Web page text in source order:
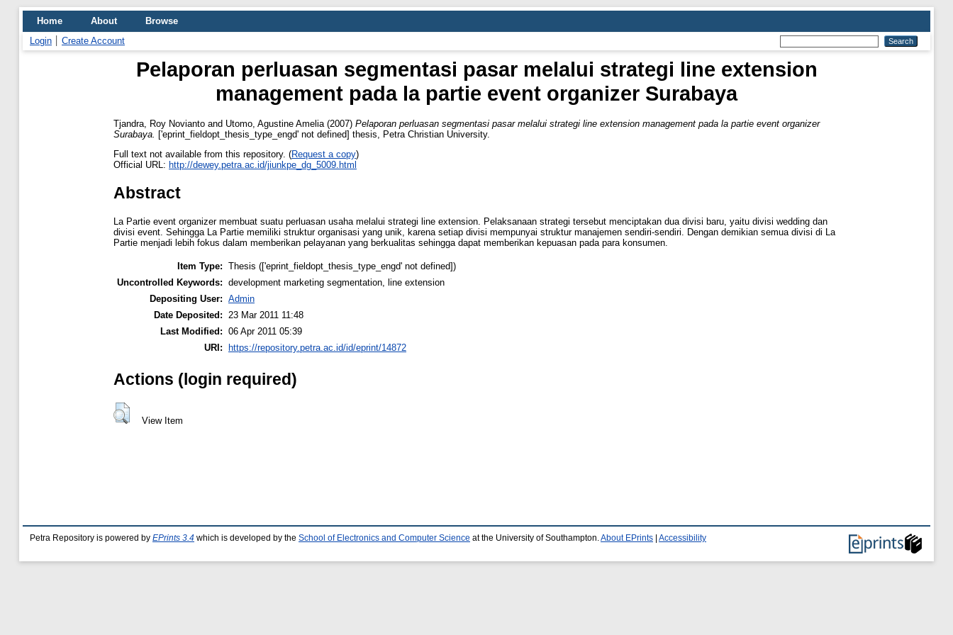
Home About
Browse
Login
Create Account
Pelaporan perluasan segmentasi pasar melalui strategi line extension
management pada la partie event organizer Surabaya
Tjandra, Roy Novianto and Utomo, Agustine Amelia (2007) Pelaporan perluasan segmentasi pasar melalui strategi line extension management pada la partie event organizer
Surabaya.
['eprint_fieldopt_thesis_type_engd' not defined] thesis, Petra Christian University.
Full text not available from this repository. (Request a copy)
Official URL: http://dewey.petra.ac.id/jiunkpe_dg_5009.html
Abstract
La Partie event organizer membuat suatu perluasan usaha melalui strategi line extension. Pelaksanaan strategi tersebut menciptakan dua divisi baru, yaitu divisi wedding dan
divisi event. Sehingga La Partie memiliki struktur organisasi yang unik, karena setiap divisi mempunyai struktur manajemen sendiri-sendiri. Dengan demikian semua divisi di La
Partie menjadi lebih fokus dalam memberikan pelayanan yang berkualitas sehingga dapat memberikan kepuasan pada para konsumen.
Item Type: Thesis (['eprint_fieldopt_thesis_type_engd' not defined])
Uncontrolled Keywords: development marketing segmentation, line extension
Depositing User: Admin
Date Deposited:
23 Mar 2011 11:48
Last Modified: 06 Apr 2011 05:39
URI: https://repository.petra.ac.id/id/eprint/14872
Actions (login required)
View Item
Petra Repository is powered by EPrints 3.4 which is developed by the School of Electronics and Computer Science at the University of Southampton. About EPrints Accessibility